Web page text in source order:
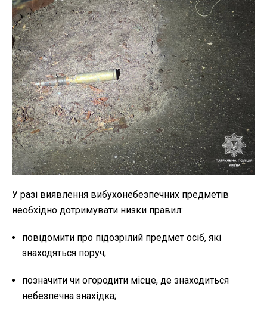
У разі виявлення вибухонебезпечних предметів
необхідно дотримувати низки правил:
повідомити про підозрілий предмет осіб, які
знаходяться поруч;
позначити чи огородити місце, де знаходиться
небезпечна знахідка;